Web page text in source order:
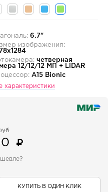
6.7"
изображения:
четверная
12/12/12 МП + LiDAR
A15 Bionic
характеристики
КУПИТЬ В ОДИН КЛИК